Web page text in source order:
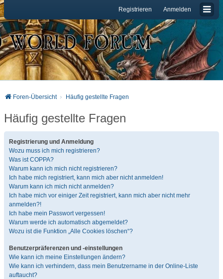
Anmelden
Registrieren
Foren-Übersicht Häufig gestellte Fragen
Häufig gestellte Fragen
Registrierung und Anmeldung
Wozu muss ich mich registrieren?
Was ist COPPA?
Warum kann ich mich nicht registrieren?
Ich habe mich registriert, kann mich aber nicht anmelden!
Warum kann ich mich nicht anmelden?
Ich habe mich vor einiger Zeit registriert, kann mich aber nicht mehr
anmelden?!
Ich habe mein Passwort vergessen!
Warum werde ich automatisch abgemeldet?
Wozu ist die Funktion „Alle Cookies löschen“?
Benutzerpräferenzen und -einstellungen
Wie kann ich meine Einstellungen ändern?
Wie kann ich verhindern, dass mein Benutzername in der Online-Liste
auftaucht?